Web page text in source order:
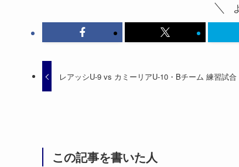
レアッシU-9 vs カミーリアU-10・Bチーム 練習試合
この記事を書いた人